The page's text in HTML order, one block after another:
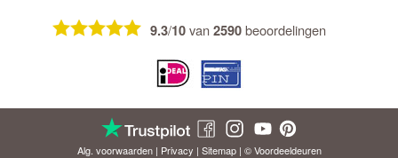
9.3/10van2590beoordelingen
Alg. voorwaarden| Privacy | Sitemap| © Voordeeldeuren